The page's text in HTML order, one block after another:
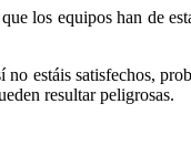
los equipos han de
estáis satisfechos,
resultar peligrosas.